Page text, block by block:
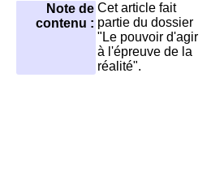
Note de
contenu :
Cet article fait
partie du dossier
"Le pouvoir d'agir
à l'épreuve de la
réalité".